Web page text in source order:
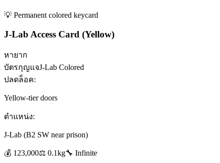
💡 Permanent colored keycard
J-Lab Access Card (Yellow)
หายาก
บัตรกุญแจJ-Lab Colored
ปลดล็อค:
Yellow-tier doors
ตำแหน่ง:
J-Lab (B2 SW near prison)
💰 123,000⚖️ 0.1kg🔧 Infinite